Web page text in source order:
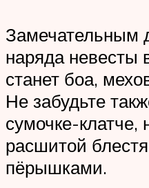
Замечательным
наряда невесты
станет боа,
Не забудьте
сумочке-клатче,
расшитой
пёрышками.